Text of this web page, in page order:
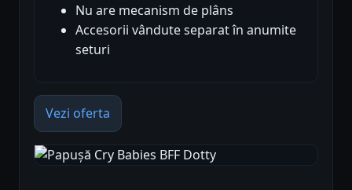
Nu are mecanism de plâns
Accesorii vândute separat în anumite
seturi
Vezi oferta